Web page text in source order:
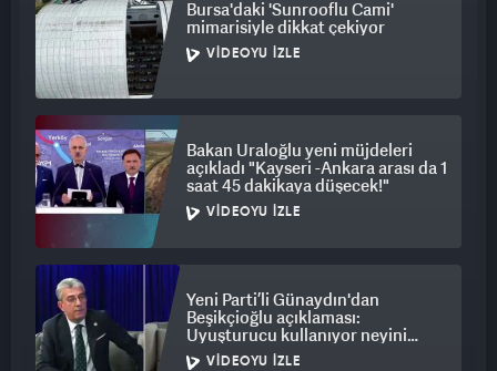
Bursa'daki 'Sunrooflu Cami'
mimarisiyle dikkat çekiyor
VIDEOYU İZLE
Bakan Uraloğlu yeni müjdeleri
açıkladı "Kayseri -Ankara arası da 1
saat 45 dakikaya düşecek!"
VIDEOYU İZLE
Yeni Parti’li Günaydın'dan
Beşikçioğlu açıklaması:
Uyuşturucu kullanıyor neyini
savunayım!
VIDEOYU İZLE